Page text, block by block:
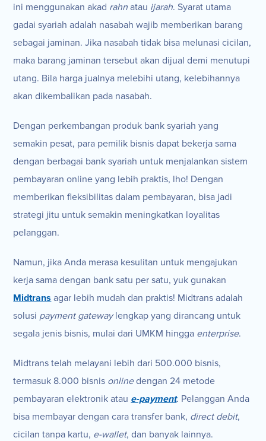
ini menggunakan akad rahn atau ijarah. Syarat utama
gadai syariah adalah nasabah wajib memberikan barang
sebagai jaminan. Jika nasabah tidak bisa melunasi cicilan,
maka barang jaminan tersebut akan dijual demi menutupi
utang. Bila harga jualnya melebihi utang, kelebihannya
akan dikembalikan pada nasabah.
Dengan perkembangan produk bank syariah yang
semakin pesat, para pemilik bisnis dapat bekerja sama
dengan berbagai bank syariah untuk menjalankan sistem
pembayaran online yang lebih praktis, lho! Dengan
memberikan fleksibilitas dalam pembayaran, bisa jadi
strategi jitu untuk semakin meningkatkan loyalitas
pelanggan.
Namun, jika Anda merasa kesulitan untuk mengajukan
kerja sama dengan bank satu per satu, yuk gunakan
Midtrans agar lebih mudah dan praktis! Midtrans adalah
solusi payment gatewaylengkap yang dirancang untuk
segala jenis bisnis, mulai dari UMKM hingga enterprise.
Midtrans telah melayani lebih dari 500.000 bisnis,
termasuk 8.000 bisnis onlinedengan 24 metode
pembayaran elektronik atau e-payment. Pelanggan Anda
bisa membayar dengan cara transfer bank, direct debit,
cicilan tanpa kartu, e-wallet, dan banyak lainnya.